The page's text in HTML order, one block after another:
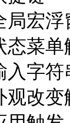
宏浮
菜单
字符
改变